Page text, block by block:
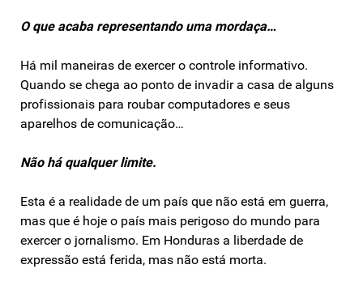
O que acaba representando uma mordaça…
Há mil maneiras de exercer o controle informativo.
Quando se chega ao ponto de invadir a casa de alguns
profissionais para roubar computadores e seus
aparelhos de comunicação…
Não há qualquer limite.
Esta é a realidade de um país que não está em guerra,
mas que é hoje o país mais perigoso do mundo para
exercer o jornalismo. Em Honduras a liberdade de
expressão está ferida, mas não está morta.